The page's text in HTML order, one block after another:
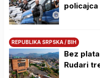
policajca
REPUBLIKA SRPSKA / BIH
Bez
Rudari